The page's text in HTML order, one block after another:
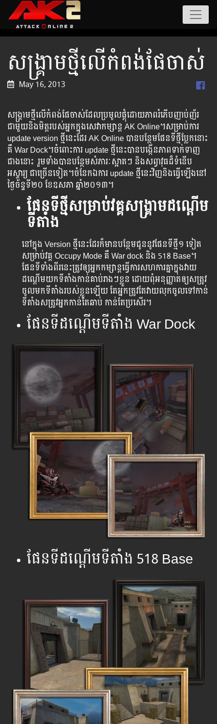
សង្រ្គាមថ្មីលើកំពង់ផែចាស់
May 16, 2013
សង្រ្គាមថ្មីលើកំពង់ផែចាស់​ដែល​ប្រមូល​ផ្តុំដោយភាព​រំភើបញាប់ញ័រ
ជាមួយនិងមិត្ត​របស់អ្នក​ក្នុងសេវាកម្សាន្ត AK Online។សម្រាប់​ការ​​ ​
update version ​ថ្មី​នេះដែរ AK Online បាន​​បន្ថែម​​ផែនទី​​ថ្មីប្លែកនោះ​
គឺ War Dock​។​ចំពោះ​ការ update ថ្មីនេះបានបង្កើនភាព​ទាក់ទាញ
ជាងនោះ រួមទាំង​បាន​​បន្ថែម​សំភារៈស្អាតៗ និងសព្វាវុធដ៏ទំនើប​​
អស្ចារ្យ​ ​ជា​ច្រើនទៀត។ចំនែកឯការ update ថ្មីនេះវិញនិង​ធ្វើឡើងនៅ
ថ្ងៃច័ន្ទទី២០ ខែឧសភា ឆ្នាំ២០១៣។
ផែនទីថ្មីសម្រាប់វគ្គសង្រ្គាម​ដណ្តើម
ទីតាំង
នៅក្នុង Version ថ្មី​នេះ​ដែរ​ក៏​មាន​បន្ថែម​ជូន​នូវ​ផែន​ទីថ្មី​១ ទៀត​
សម្រាប់​វគ្គ​ Occupy Mode គឺ War dock​ និង​ 518 Base។
ផែនទីទាំងពីរនេះត្រូវឲ្យ​អ្នកកម្សាន្ត​ធ្វើ​ការ​សហការ​គ្នាក្នុង​វាយ​
ដណ្តើមយកទីតាំង​កាន់គាប់រាងៗខ្លួន ដោយពុំអនុញ្ញាតឲ្យសត្រូវ
ចូលមកទីតាំងរបស់ខ្លួនឡើយ តែអ្នកត្រូវតែ​វាយលុកចូល​ទៅកាន់
ទីតាំងសត្រូវអ្នក​កាន់តែឆាប់ កាន់តែប្រសើរ។
ផែនទីដណ្តើមទីតាំង War Dock
ផែនទីដណ្តើមទីតាំង 518 Base